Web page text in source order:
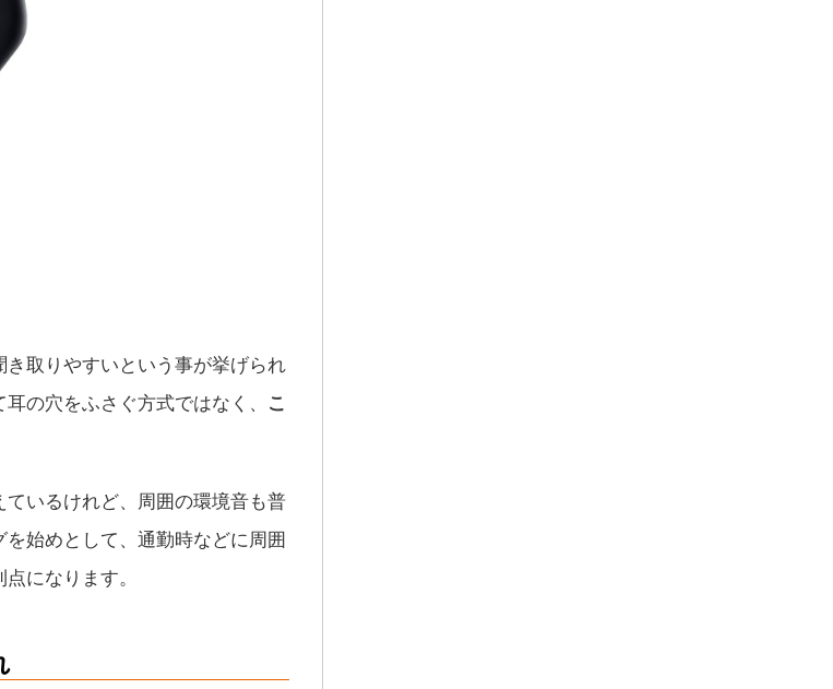
取りやすいという事が挙げられ
の穴をふさぐ方式ではなく、 こ
いるけれど、周囲の環境音も普
始めとして、通勤時などに周囲
になります。